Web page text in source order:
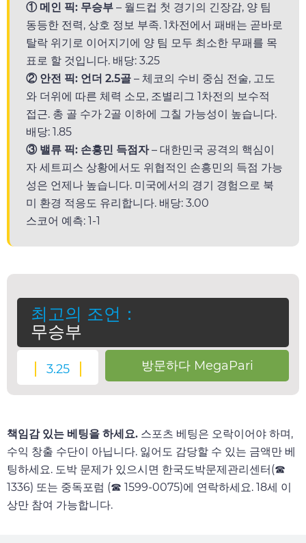
① 메인 픽: 무승부 – 월드컵 첫 경기의 긴장감, 양 팀
동등한 전력, 상호 정보 부족. 1차전에서 패배는 곧바로
탈락 위기로 이어지기에 양 팀 모두 최소한 무패를 목
표로 할 것입니다. 배당: 3.25
② 안전 픽: 언더 2.5골 – 체코의 수비 중심 전술, 고도
와 더위에 따른 체력 소모, 조별리그 1차전의 보수적
접근. 총 골 수가 2골 이하에 그칠 가능성이 높습니다.
배당: 1.85
③ 밸류 픽: 손흥민 득점자– 대한민국 공격의 핵심이
자 세트피스 상황에서도 위협적인 손흥민의 득점 가능
성은 언제나 높습니다. 미국에서의 경기 경험으로 북
미 환경 적응도 유리합니다. 배당: 3.00
스코어 예측: 1-1
최고의 조언：
무승부
3.25 방문하다 MegaPari
책임감 있는 베팅을 하세요. 스포츠 베팅은 오락이어야 하며,
수익 창출 수단이 아닙니다. 잃어도 감당할 수 있는 금액만 베
팅하세요. 도박 문제가 있으시면 한국도박문제관리센터(☎
1336) 또는 중독포럼 (☎ 1599-0075)에 연락하세요. 18세 이
상만 참여 가능합니다.